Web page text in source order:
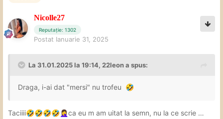
Nicolle27
Reputație: 1302
Postat Ianuarie 31, 2025
La 31.01.2025 la 19:14, 22leona spus:
Draga, i-ai dat "mersi" nu trofeu 🤣
Taciiii🤣🤣🤣🤣🤦‍♀️ca eu m am uitat la semn, nu la ce scrie …